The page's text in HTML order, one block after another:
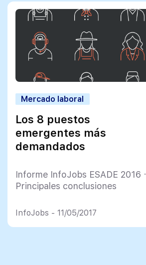
Mercado laboral
Los 8 puestos
emergentes más
demandados
Informe InfoJobs ESADE 2016 ·
Principales conclusiones
InfoJobs - 11/05/2017